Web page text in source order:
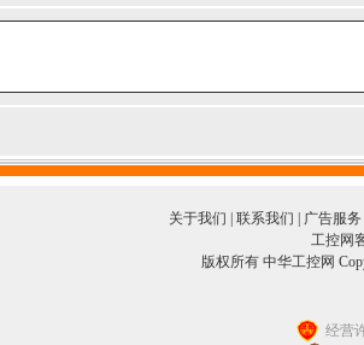
关于我们 联系我们 广告服务
工控网
版权所有 中华工控网
经营